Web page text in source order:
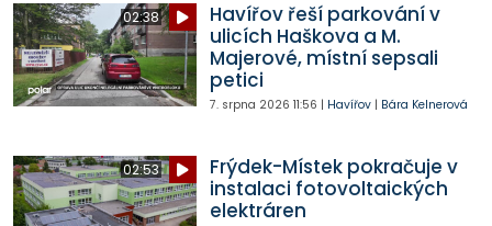
02:38
Havířov řeší parkování v
ulicích Haškova a M.
Majerové, místní sepsali
petici
7. srpna 2026 11:56 | Havířov| Bára Kelnerová
02:53
Frýdek-Místek pokračuje v
instalaci fotovoltaických
elektráren